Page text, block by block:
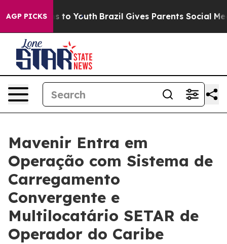
AGP PICKS
Harms to Youth Brazil Gives Parents Social Media
Mavenir Entra em
Operação com Sistema de
Carregamento
Convergente e
Multilocatário SETAR de
Operador do Caribe